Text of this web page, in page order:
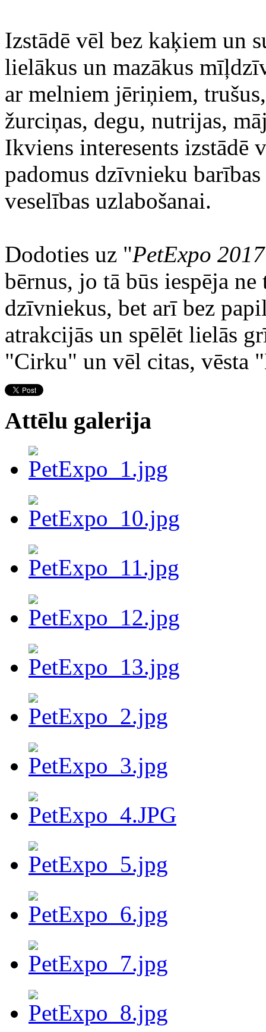
Izstādē vēl bez kaķiem un
lielākus un mazākus
ar melniem jēriņiem,
žurciņas, degu, nutrijas,
Ikviens interesents izstādē
padomus dzīvnieku
veselības uzlabošanai.
Dodoties uz "PetExpo 2017
bērnus, jo tā būs iespēja
dzīvniekus, bet arī bez
atrakcijās un spēlēt lielās
"Cirku" un vēl citas, vēsta
Attēlu galerija